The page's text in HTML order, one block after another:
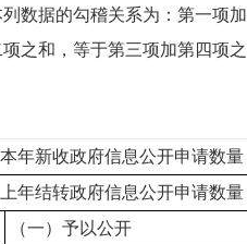
列数据的勾稽关系为：第一项加
之和，等于第三项加第四项之
年新收政府信息公开申请数量
年结转政府信息公开申请数量
（一）予以公开